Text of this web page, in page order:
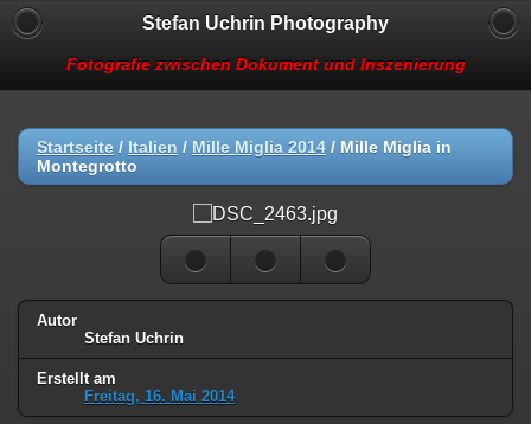
Stefan Uchrin Photography
Fotografie zwischen Dokument und Inszenierung
Startseite / Italien / Mille Miglia 2014 / Mille Miglia in
Montegrotto
Autor
Stefan Uchrin
Erstellt am
Freitag, 16. Mai 2014